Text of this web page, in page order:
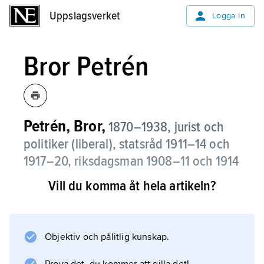
Uppslagsverket Logga in
Bror Petrén
Petrén, Bror, 1870–1938, jurist och
politiker (liberal), statsråd 1911–14 och
1917–20, riksdagsman 1908–11 och 1914
(andra kammaren) samt 1912–14, 1918–
20 och 1922–25 (första kammaren);
Karl Petrén.
Bror Petrén var från 1915 häradshövding. Han
Vill du komma åt hela artikeln?
Objektiv och pålitlig kunskap.